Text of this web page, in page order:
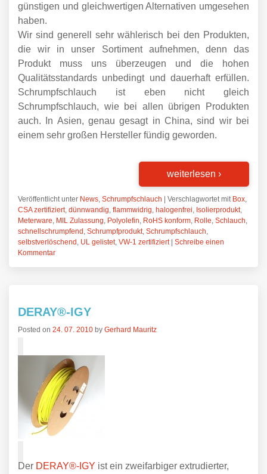
günstigen und gleichwertigen Alternativen umgesehen
haben.
Wir sind generell sehr wählerisch bei den Produkten,
die wir in unser Sortiment aufnehmen, denn das
Produkt muss uns überzeugen und die hohen
Qualitätsstandards unbedingt und dauerhaft erfüllen.
Schrumpfschlauch ist eben nicht gleich
Schrumpfschlauch, wie bei allen übrigen Produkten
auch. In Asien, genau gesagt in China, sind wir bei
einem sehr großen Hersteller fündig geworden.
weiterlesen ›
Veröffentlicht unter News Schrumpfschlauch | Verschlagwortet mit Box
CSA zertifiziert, dünnwandig flammwidrig halogenfrei Isolierprodukt,
Meterware MIL Zulassung Polyolefin RoHS konform Rolle Schlauch
schnellschrumpfend Schrumpfprodukt, Schrumpfschlauch
selbstverlöschend UL gelistet, VW-1 zertifiziert | Schreibe einen
Kommentar
DERAY®-IGY
Posted on 24. 07. 2010 by Gerhard Mauritz
Der DERAY®-IGY ist ein zweifarbiger extrudierter,